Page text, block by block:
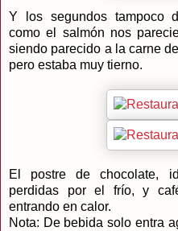
Y los segundos tampoco
como el salmón nos
siendo parecido a la carne
pero estaba muy tierno.
El postre de chocolate,
perdidas por el frío, y
entrando en calor.
Nota: De bebida solo entra